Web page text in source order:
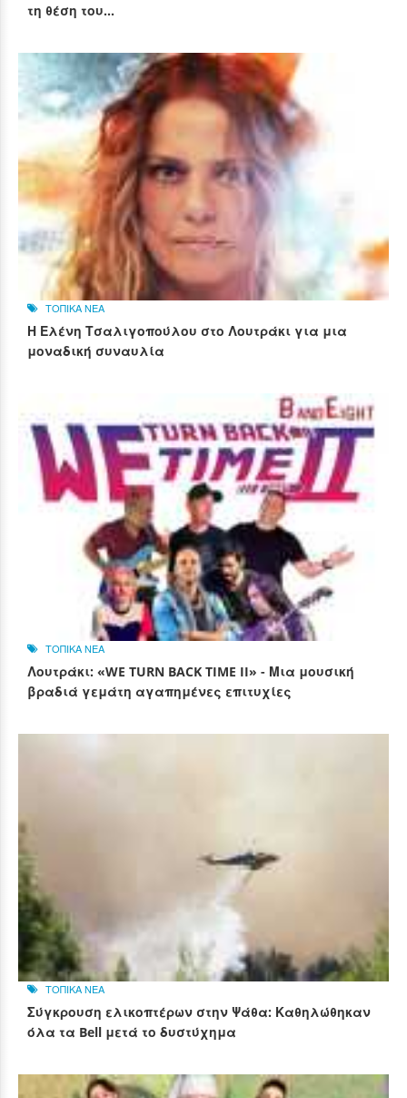
τη θέση του...
ΤΟΠΙΚΑ ΝΕΑ
Η Ελένη Τσαλιγοπούλου στο Λουτράκι για μια
μοναδική συναυλία
ΤΟΠΙΚΑ ΝΕΑ
Λουτράκι: «WE TURN BACK TIME II» - Μια μουσική
βραδιά γεμάτη αγαπημένες επιτυχίες
ΤΟΠΙΚΑ ΝΕΑ
Σύγκρουση ελικοπτέρων στην Ψάθα: Καθηλώθηκαν
όλα τα Bell μετά το δυστύχημα